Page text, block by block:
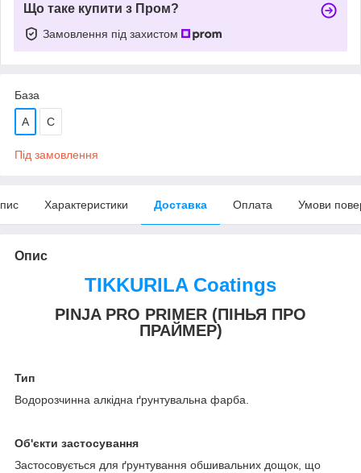
Що таке купити з Пром?
Замовлення під захистом
База
A С
Під замовлення
Характеристики Доставка Оплата Умови
Опис
TIKKURILA Coatings
PINJA PRO PRIMER (ПІНЬЯ ПРО
ПРАЙМЕР)
Тип
Водорозчинна алкідна ґрунтувальна фарба.
Об'єкти застосування
Застосовується для ґрунтування обшивальних дощок, що